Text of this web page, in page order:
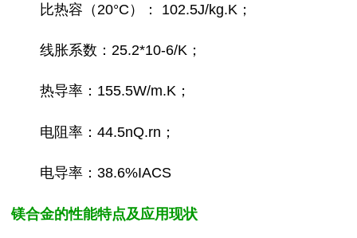
比热容（20°C）： 102.5J/kg.K；
线胀系数：25.2*10-6/K；
热导率：155.5W/m.K；
电阻率：44.5nQ.rn；
电导率：38.6%IACS
镁合金的性能特点及应用现状